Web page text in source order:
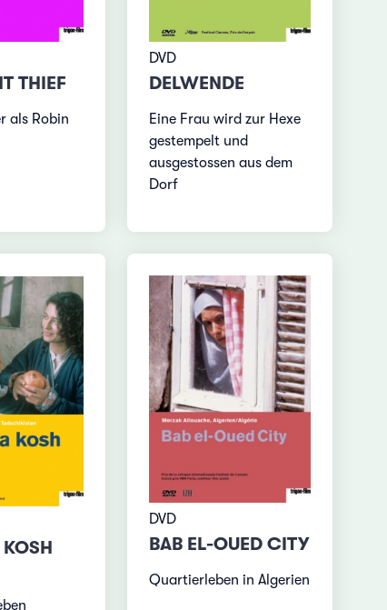
THIEF
als Robin
DVD
DELWENDE
Eine Frau wird zur Hexe
gestempelt und
ausgestossen aus dem
Dorf
DVD
BAB EL-OUED CITY
Quartierleben in Algerien